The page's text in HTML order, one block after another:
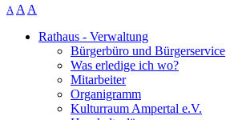
A A A
Rathaus - Verwaltung
Bürgerbüro und Bürgerservice
Was erledige ich wo?
Mitarbeiter
Organigramm
Kulturraum Ampertal e.V.